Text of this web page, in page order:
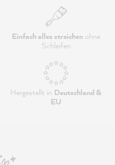
Einfach alles streichen ohne
Schleifen
Hergestellt in Deutschland &
EU